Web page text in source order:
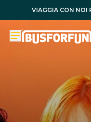
VIAGGIA CON NOI